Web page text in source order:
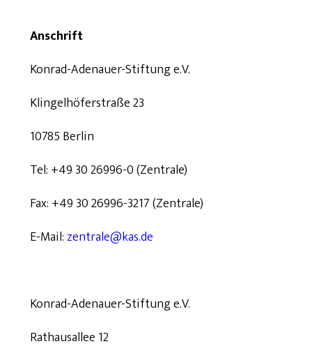
Anschrift
Konrad-Adenauer-Stiftung e.V.
Klingelhöferstraße 23
10785 Berlin
Tel: +49 30 26996-0 (Zentrale)
Fax: +49 30 26996-3217 (Zentrale)
E-Mail: zentrale@kas.de
Konrad-Adenauer-Stiftung e.V.
Rathausallee 12